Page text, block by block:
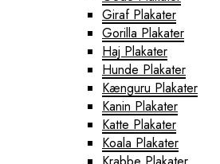
Giraf Plakater
Gorilla Plakater
Haj Plakater
Hunde Plakater
Kænguru Plakater
Kanin Plakater
Katte Plakater
Koala Plakater